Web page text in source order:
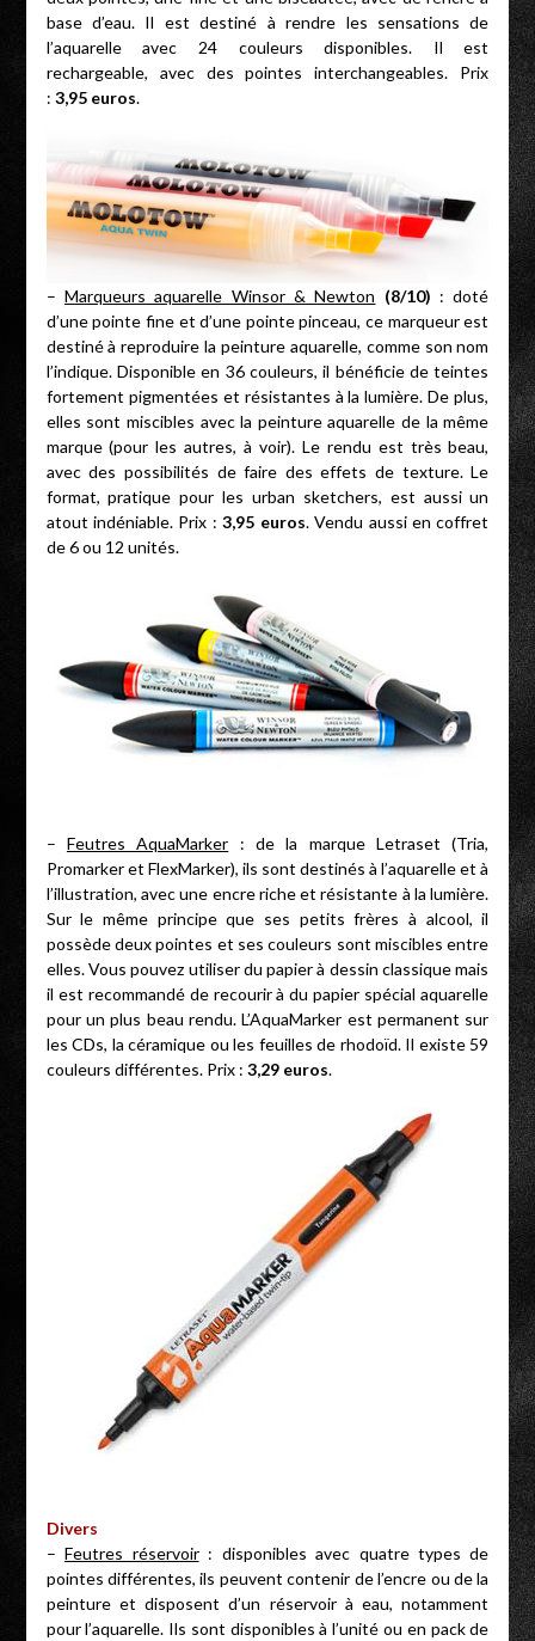
base d’eau. Il est destiné à rendre les sensations de
l’aquarelle avec 24 couleurs disponibles. Il est
rechargeable, avec des pointes interchangeables. Prix
: 3,95 euros.
– Marqueurs aquarelle Winsor & Newton (8/10) : doté
d’une pointe fine et d’une pointe pinceau, ce marqueur est
destiné à reproduire la peinture aquarelle, comme son nom
l’indique. Disponible en 36 couleurs, il bénéficie de teintes
fortement pigmentées et résistantes à la lumière. De plus,
elles sont miscibles avec la peinture aquarelle de la même
marque (pour les autres, à voir). Le rendu est très beau,
avec des possibilités de faire des effets de texture. Le
format, pratique pour les urban sketchers, est aussi un
atout indéniable. Prix :3,95 euros. Vendu aussi en coffret
de 6 ou 12 unités.
– Feutres AquaMarker : de la marque Letraset (Tria,
Promarker et FlexMarker), ils sont destinés à l’aquarelle et à
l’illustration, avec une encre riche et résistante à la lumière.
Sur le même principe que ses petits frères à alcool, il
possède deux pointes et ses couleurs sont miscibles entre
elles. Vous pouvez utiliser du papier à dessin classique mais
il est recommandé de recourir à du papier spécial aquarelle
pour un plus beau rendu. L’AquaMarker est permanent sur
les CDs, la céramique ou les feuilles de rhodoïd. Il existe 59
couleurs différentes. Prix : 3,29 euros.
Divers
–Feutres réservoir: disponibles avec quatre types de
pointes différentes, ils peuvent contenir de l’encre ou de la
peinture et disposent d’un réservoir à eau, notamment
pour l’aquarelle. Ils sont disponibles à l’unité ou en pack de